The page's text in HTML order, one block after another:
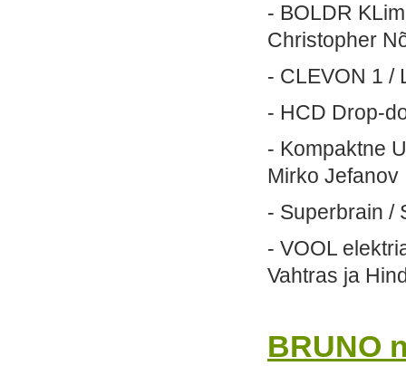
- BOLDR
Christopher
- CLEVON 1 /
- HCD Drop-
- Kompaktne
Mirko Jefanov
- Superbrain /
- VOOL
Vahtras ja
BRUNO